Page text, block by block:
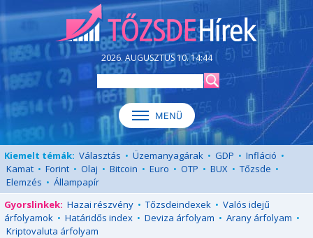
2026. AUGUSZTUS 10. 14:44
Kiemelt témák: Választás • Üzemanyagárak • GDP • Infláció •
Kamat • Forint • Olaj • Bitcoin • Euro • OTP • BUX • Tőzsde •
Elemzés • Állampapír
Gyorslinkek: Hazai részvény • Tőzsdeindexek • Valós idejű
árfolyamok • Határidős index • Deviza árfolyam • Arany árfolyam •
Kriptovaluta árfolyam